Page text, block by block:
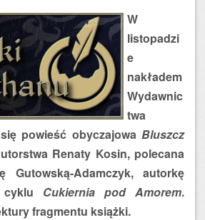
W
listopadzi
e
nakładem
Wydawnic
twa
powieść obyczajowa Bluszcz
Renaty Kosin, polecana
Gutowską-Adamczyk, autorkę
cyklu Cukiernia pod Amorem.
fragmentu książki.